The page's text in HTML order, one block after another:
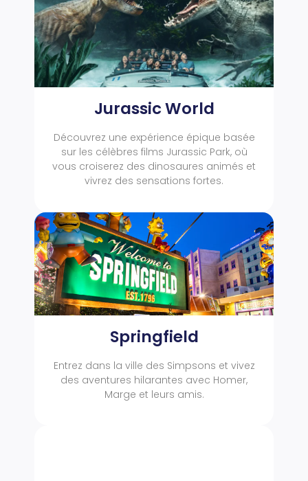
Jurassic World
Découvrez une expérience épique basée
sur les célèbres films Jurassic Park, où
vous croiserez des dinosaures animés et
vivrez des sensations fortes.
Springfield
Entrez dans la ville des Simpsons et vivez
des aventures hilarantes avec Homer,
Marge et leurs amis.